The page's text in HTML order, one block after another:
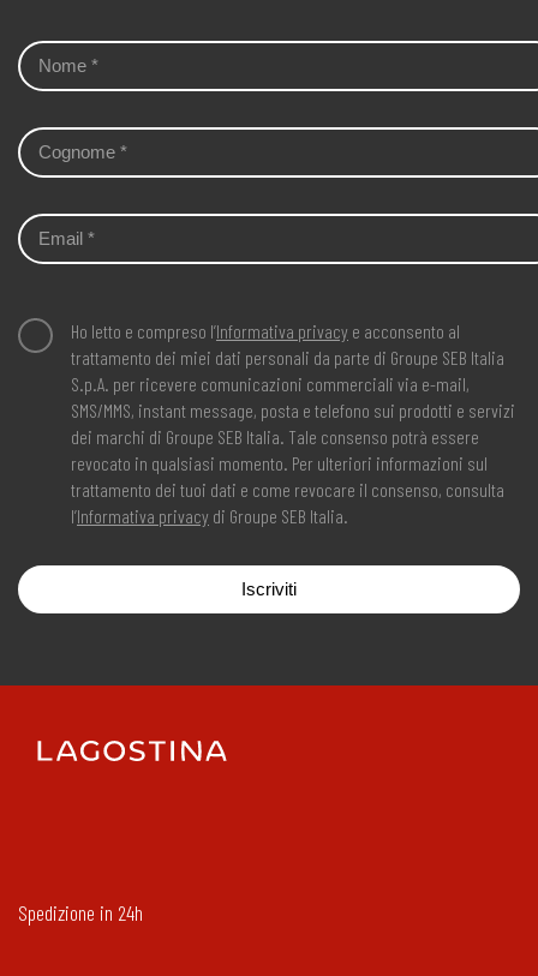
Ho letto e compreso l’Informativa privacy e acconsento al
trattamento dei miei dati personali da parte di Groupe SEB Italia
S.p.A. per ricevere comunicazioni commerciali via e-mail,
SMS/MMS, instant message, posta e telefono sui prodotti e servizi
dei marchi di Groupe SEB Italia. Tale consenso potrà essere
revocato in qualsiasi momento. Per ulteriori informazioni sul
trattamento dei tuoi dati e come revocare il consenso, consulta
l’Informativa privacy di Groupe SEB Italia.
Iscriviti
Spedizione in 24h